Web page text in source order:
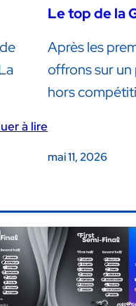
à lire
Le top de la
Après les
offrons sur
hors
mai 11, 2026